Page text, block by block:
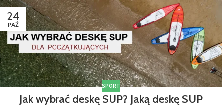
24
PAŹ
SPORT
Jak wybrać deskę SUP? Jaką deskę SUP